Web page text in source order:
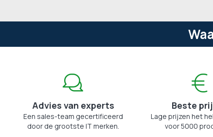
Advies van experts
Een sales-team gecertificeerd
door de grootste IT merken.
Beste
Lage prijzen het
voor 5000